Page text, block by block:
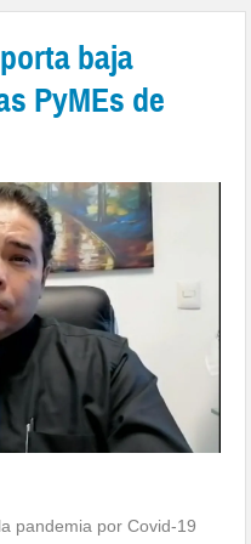
baja
PyMEs de
pandemia por Covid-19